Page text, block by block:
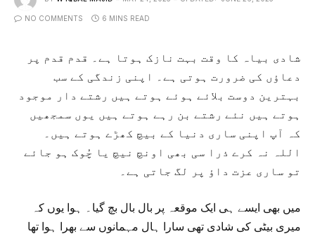
NO COMMENTS 6 MINS READ
شادی بیاہ کا وقت بہت نازک ہوتا ہے۔ قدم قدم پر
دعاؤں کی ضرورت ہوتی ہے۔ اپنی زندگی کے سب
بہترین دوست بلائے ہوئے ہوتے ہیں رشتے دار موجود
ہوتے ہیں نئے رشتے بن رہے ہوتے ہیں یوں سمجھیں
کہ آپ اپنی ساری دنیا کے بیچ کھڑے ہوتے ہیں۔
اللہ نہ کرے ذرا سی بھی اونچ نیچ یا چُوک ہو جائے
تو ساری عزت داؤ پر لگ جاتی ہے۔
میں بھی ایسے ہی ایک موقعہ پر بال بال بچ گیا۔ ہوا یوں کہ
میری بیٹی کی شادی تھی سارا ہال مہمانوں سے بھرا ہوا تھا